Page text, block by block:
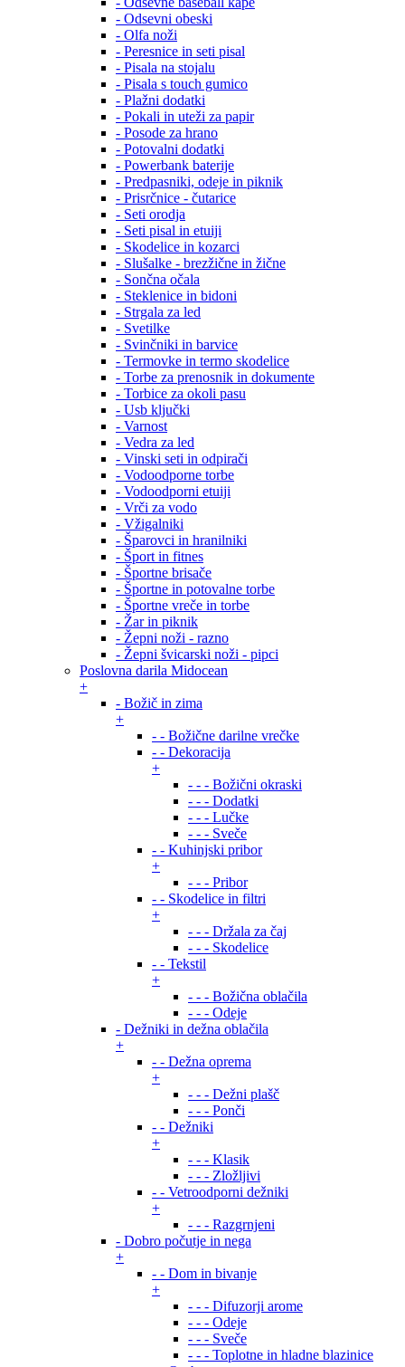
- Odsevni obeski
- Olfa noži
- Peresnice in seti pisal
- Pisala na stojalu
- Pisala s touch gumico
- Plažni dodatki
- Pokali in uteži za papir
- Posode za hrano
- Potovalni dodatki
- Powerbank baterije
- Predpasniki, odeje in piknik
- Prisrčnice - čutarice
- Seti orodja
- Seti pisal in etuiji
- Skodelice in kozarci
- Slušalke - brezžične in žične
- Sončna očala
- Steklenice in bidoni
- Strgala za led
- Svetilke
- Svinčniki in barvice
- Termovke in termo skodelice
- Torbe za prenosnik in dokumente
- Torbice za okoli pasu
- Usb ključki
- Varnost
- Vedra za led
- Vinski seti in odpirači
- Vodoodporne torbe
- Vodoodporni etuiji
- Vrči za vodo
- Vžigalniki
- Šparovci in hranilniki
- Šport in fitnes
- Športne brisače
- Športne in potovalne torbe
- Športne vreče in torbe
- Žar in piknik
- Žepni noži - razno
- Žepni švicarski noži - pipci
Poslovna darila Midocean
+
- Božič in zima
+
- - Božične darilne vrečke
- - Dekoracija
+
- - - Božični okraski
- - - Dodatki
- - - Lučke
- - - Sveče
- - Kuhinjski pribor
+
- - - Pribor
- - Skodelice in filtri
+
- - - Držala za čaj
- - - Skodelice
- - Tekstil
+
- - - Božična oblačila
- - - Odeje
- Dežniki in dežna oblačila
+
- - Dežna oprema
+
- - - Dežni plašč
- - - Ponči
- - Dežniki
+
- - - Klasik
- - - Zložljivi
- - Vetroodporni dežniki
+
- - - Razgrnjeni
- Dobro počutje in nega
+
- - Dom in bivanje
+
- - - Difuzorji arome
- - - Odeje
- - - Sveče
- - - Toplotne in hladne blazinice